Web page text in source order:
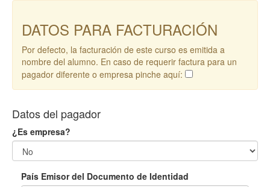
DATOS PARA FACTURACIÓN
Por defecto, la facturación de este curso es emitida a
nombre del alumno. En caso de requerir factura para un
pagador diferente o empresa pinche aquí:
Datos del pagador
¿Es empresa?
País Emisor del Documento de Identidad